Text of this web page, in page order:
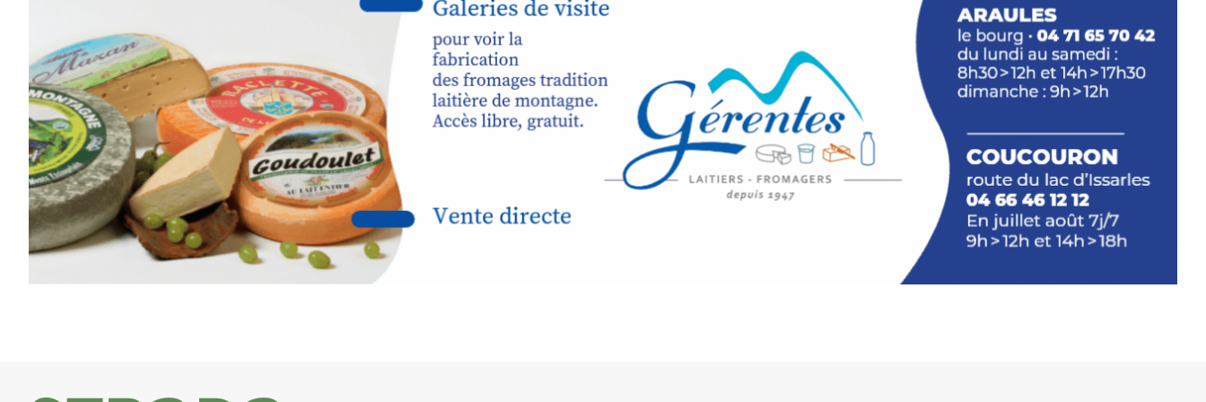
vous propose unstage
, accessibleà tous les
niveaux, dans un cadre naturel
inspirantautour de Saint-Front , à seulement30
minutes du Puy-en-Velay.
Pendant3 jours, vous apprendrez à capturer
l’instant :
Croquis, carnet de voyage, composition,
aquarelle, encre, ou contenu hybride.
Le programme :
8h : rendez-vous au point de départ
Et si le temps se gâte : un atelier abrité
raison de plus d’aller faire un tour dans la cité
médiévale du Brivadois cet été.
INTERVIEW
STRADA Bernard Turle, vous avez ouvert une